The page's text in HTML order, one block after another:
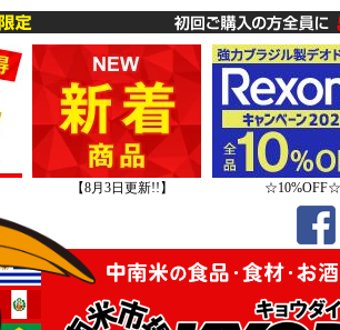
【8月3日更新!!】 ☆10%OFF☆